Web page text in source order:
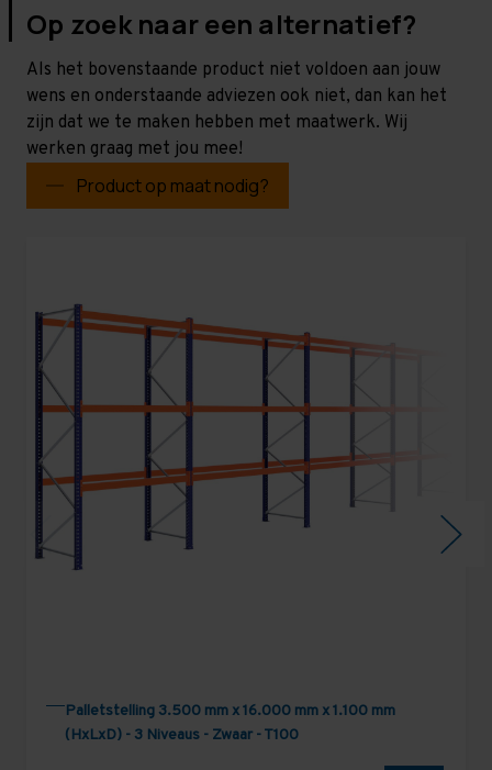
Op zoek naar een alternatief?
Als het bovenstaande product niet voldoen aan jouw
wens en onderstaande adviezen ook niet, dan kan het
zijn dat we te maken hebben met maatwerk. Wij
werken graag met jou mee!
Product op maat nodig?
Palletstelling 3.500 mm x 16.000 mm x 1.100 mm
(HxLxD) - 3 Niveaus - Zwaar - T100